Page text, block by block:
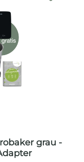
grau -